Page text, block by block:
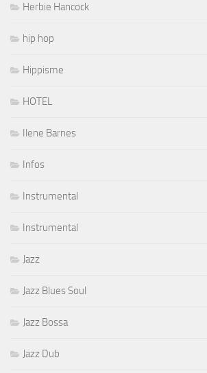
Herbie Hancock
hip hop
Hippisme
HOTEL
Ilene Barnes
Infos
Instrumental
Instrumental
Jazz
Jazz Blues Soul
Jazz Bossa
Jazz Dub